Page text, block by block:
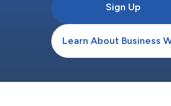
Sign Up
Learn About Business